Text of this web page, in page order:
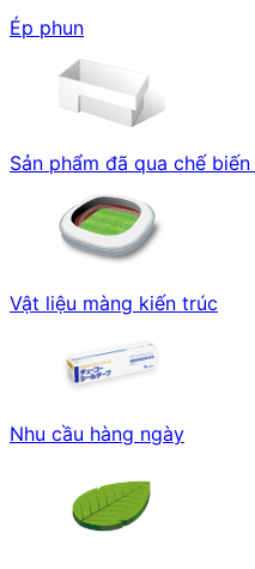
Ép phun
Sản phẩm đã qua chế
Vật liệu màng kiến trúc
Nhu cầu hàng ngày